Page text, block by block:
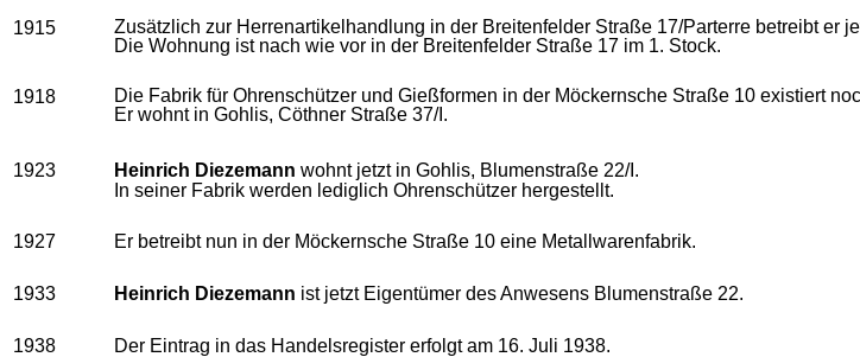
1915
Zusätzlich zur Herrenartikelhandlung in der Breitenfelder Straße 17/Parterre betreibt er
Die Wohnung ist nach wie vor in der Breitenfelder Straße 17 im 1. Stock.
1918
Die Fabrik für Ohrenschützer und Gießformen in der Möckernsche Straße 10 existiert
Er wohnt in Gohlis, Cöthner Straße 37/I.
1923 Heinrich Diezemann wohnt jetzt in Gohlis, Blumenstraße 22/I.
In seiner Fabrik werden lediglich Ohrenschützer hergestellt.
1927 Er betreibt nun in der Möckernsche Straße 10 eine Metallwarenfabrik.
1933 Heinrich Diezemann ist jetzt Eigentümer des Anwesens Blumenstraße 22.
1938 Der Eintrag in das Handelsregister erfolgt am 16. Juli 1938.